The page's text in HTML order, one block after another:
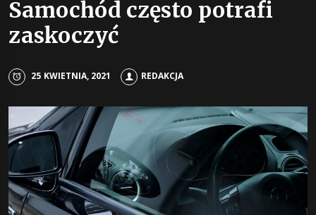
Samochód często potrafi
zaskoczyć
25 KWIETNIA, 2021 REDAKCJA